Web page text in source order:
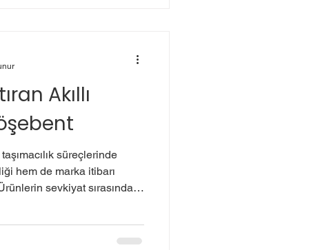
Akıllı
süreçlerinde
hem de marka itibarı
edilmelidir. İşte bu